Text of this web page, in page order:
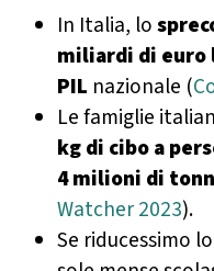
In Italia, lo
miliardi di euro
PIL nazionale (
Le famiglie
kg di cibo a
4 milioni di
Watcher 2023).
Se riducessimo